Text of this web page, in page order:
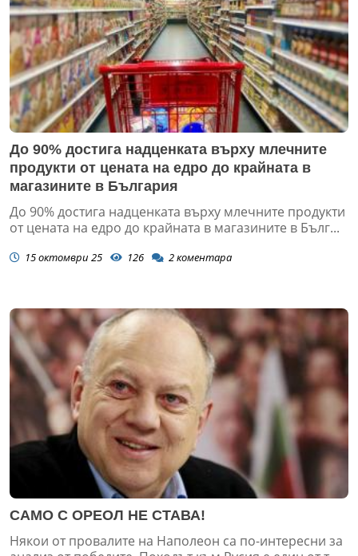
До 90% достига надценката върху млечните
продукти от цената на едро до крайната в
магазините в България
До 90% достига надценката върху млечните продукти
от цената на едро до крайната в магазините в Бълг...
15 октомври 25 126 2коментара
САМО С ОРЕОЛ НЕ СТАВА!
Някои от провалите на Наполеон са по-интересни за